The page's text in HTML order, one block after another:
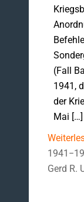
(Fall
1941,
der
Mai […]
Gerd R.